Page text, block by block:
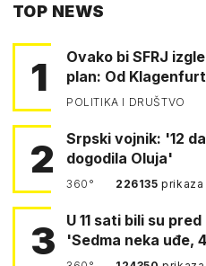
TOP NEWS
1
Ovako bi SFRJ
plan: Od
POLITIKA I DRUŠTVO
2
Srpski vojnik: '12
dogodila Oluja'
360° 226135prikaza
3
U 11 sati bili su pred Kninom. Gotovina:
'Sedma neka uđe,